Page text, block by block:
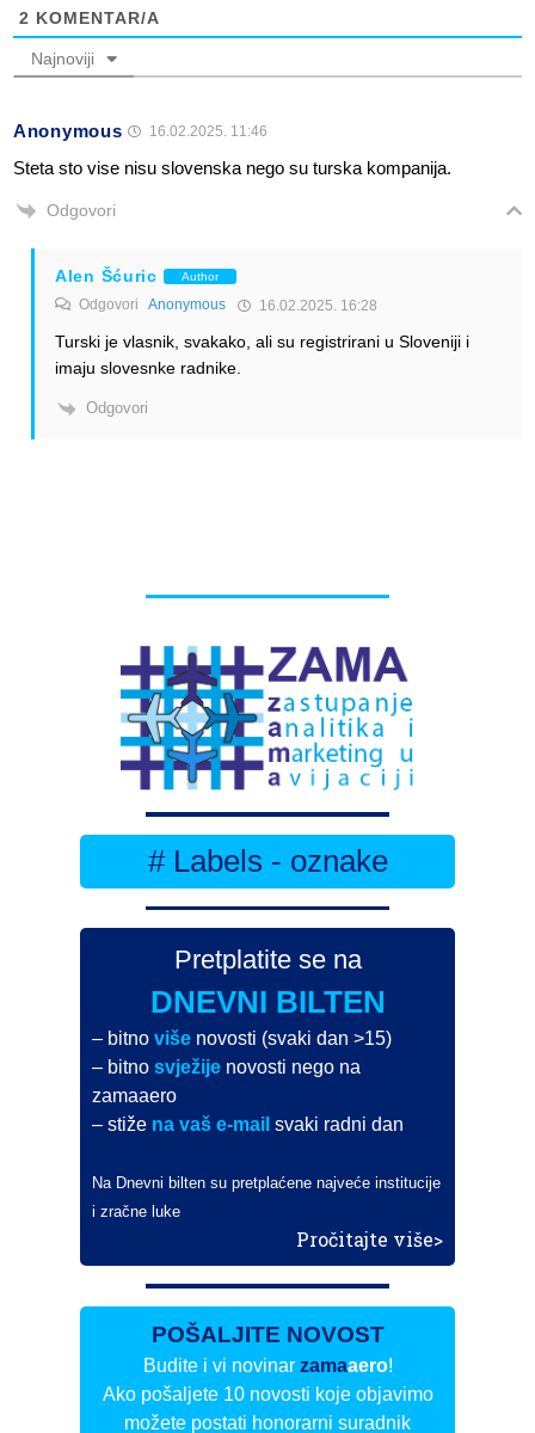
2 KOMENTAR/A
Najnoviji
Anonymous 16.02.2025. 11:46
Steta sto vise nisu slovenska nego su turska kompanija.
Odgovori
Alen Šćuric Author
Odgovori Anonymous 16.02.2025. 16:28
Turski je vlasnik, svakako, ali su registrirani u Sloveniji i
imaju slovesnke radnike.
Odgovori
# Labels - oznake
Pretplatite se na
DNEVNI BILTEN
– bitnoviše novosti (svaki dan >15)
– bitnosvježije novosti nego na
zamaaero
– stiže na vaš e-mail svaki radni dan
Na Dnevni bilten su pretplaćene najveće institucije
i zračne luke
Pročitajte više>
POŠALJITE NOVOST
Budite i vi novinar zamaaero!
Ako pošaljete 10 novosti koje objavimo
možete postati honorarni suradnik